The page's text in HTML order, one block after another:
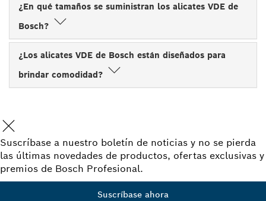
¿En qué tamaños se suministran los alicates VDE de
Bosch?
¿Los alicates VDE de Bosch están diseñados para
brindar comodidad?
Suscríbase a nuestro boletín de noticias y no se pierda
las últimas novedades de productos, ofertas exclusivas y
premios de Bosch Profesional.
Suscríbase ahora